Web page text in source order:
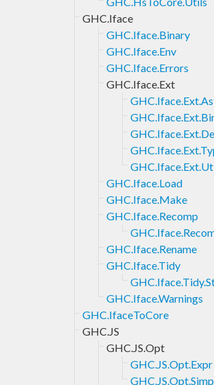
GHC.Iface
GHC.Iface.Binary
GHC.Iface.Env
GHC.Iface.Errors
GHC.Iface.Ext
GHC.Iface.Load
GHC.Iface.Make
GHC.Iface.Recomp
GHC.Iface.Rename
GHC.Iface.Tidy
GHC.Iface.Warnings
GHC.IfaceToCore
GHC.JS
GHC.JS.Opt
GHC.JS.Opt.Expr